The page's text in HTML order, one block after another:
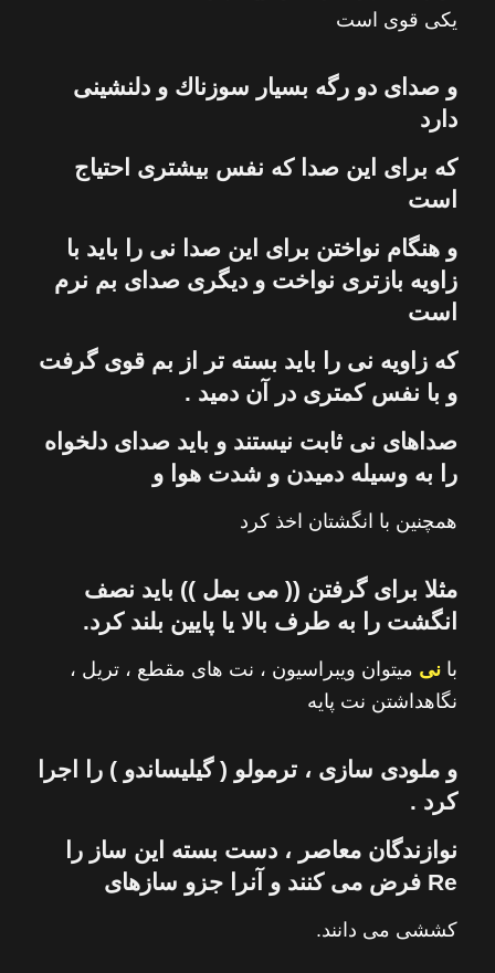
یكی قوی است
و صدای دو رگه بسیار سوزناك و دلنشینی
دارد
كه برای این صدا كه نفس بیشتری احتیاج
است
و هنگام نواختن برای این صدا نی را باید با
زاویه بازتری نواخت و دیگری صدای بم نرم
است
كه زاویه نی را باید بسته تر از بم قوی گرفت
و با نفس كمتری در آن دمید .
صداهای نی ثابت نیستند و باید صدای دلخواه
را به وسیله دمیدن و شدت هوا و
همچنین با انگشتان اخذ كرد
مثلا برای گرفتن (( می بمل )) باید نصف
انگشت را به طرف بالا یا پایین بلند كرد.
با نی میتوان ویبراسیون ، نت های مقطع ، تریل ،
نگاهداشتن نت پایه
و ملودی سازی ، ترمولو ( گیلیساندو ) را اجرا
كرد .
نوازندگان معاصر ، دست بسته این ساز را
Re فرض می كنند و آنرا جزو سازهای
كششی می دانند.